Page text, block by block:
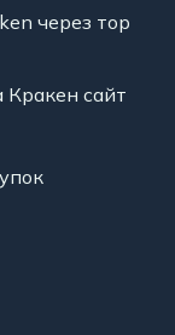
через тор
Кракен сайт